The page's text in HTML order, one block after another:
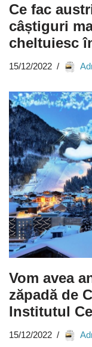
Ce fac
câștiguri
cheltuiesc
15/12/2022
Vom avea
zăpadă de
Institutul
15/12/2022